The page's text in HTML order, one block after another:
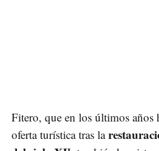
Fitero, que en los últimos años
oferta turística tras la